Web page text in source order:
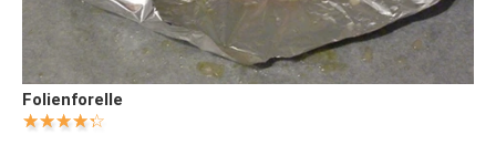
Folienforelle